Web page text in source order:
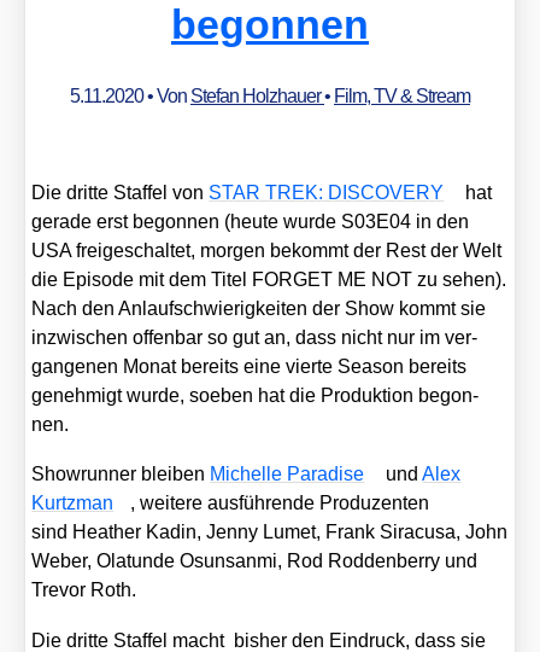
begonnen
5.11.2020• Von Stefan Holzhauer• Film, TV & Stream
Die drit­te Staf­fel von STAR TREK: DISCOVERY
hat
gera­de erst begon­nen (heu­te wur­de S03E04 in den
USA frei­ge­schal­tet, mor­gen bekommt der Rest der Welt
die Epi­so­de mit dem Titel FORGET ME NOT zu sehen).
Nach den Anlauf­schwie­rig­kei­ten der Show kommt sie
inzwi­schen offen­bar so gut an, dass nicht nur im ver­
gan­ge­nen Monat bereits eine vier­te Sea­son bereits
geneh­migt wur­de, soeben hat die Pro­duk­ti­on begon­
nen.
Show­run­ner blei­ben Michel­le Para­di­se undAlex
Kurtzman
, wei­te­re aus­füh­ren­de Pro­du­zen­ten
sind Hea­ther Kadin, Jen­ny Lumet, Frank Sira­cu­sa, John
Weber, Olatun­de Osuns­an­mi, Rod Rod­den­ber­ry und
Tre­vor Roth.
Die drit­te Staf­fel macht bis­her den Ein­druck, dass sie